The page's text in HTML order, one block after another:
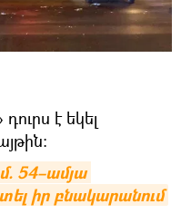
է եկել
54–ամյա
իր բնակարանում